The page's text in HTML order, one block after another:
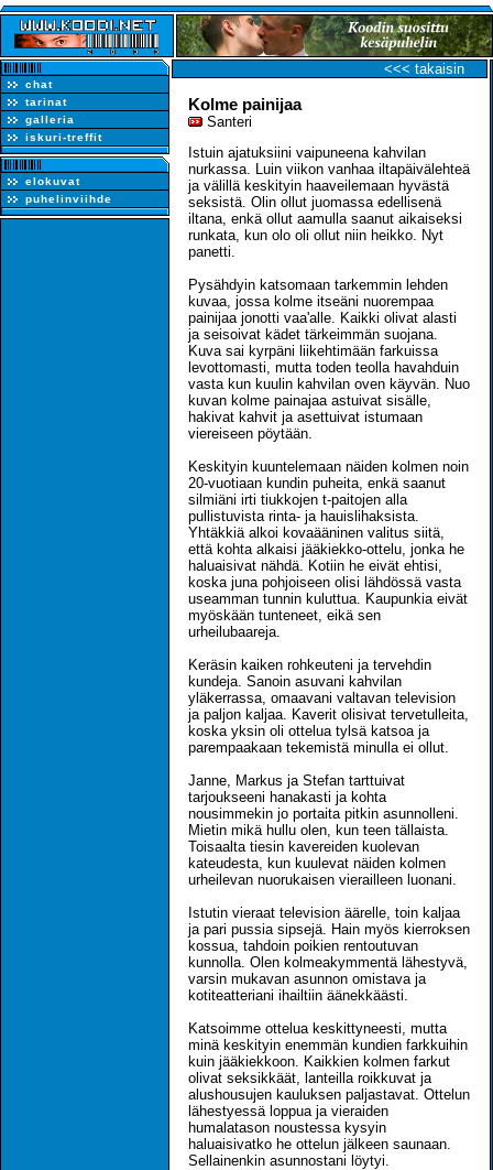
chat
tarinat
galleria
iskuri-treffit
elokuvat
puhelinviihde
<<< takaisin
Kolme painijaa
Santeri
Istuin ajatuksiini vaipuneena kahvilan
nurkassa. Luin viikon vanhaa iltapäivälehteä
ja välillä keskityin haaveilemaan hyvästä
seksistä. Olin ollut juomassa edellisenä
iltana, enkä ollut aamulla saanut aikaiseksi
runkata, kun olo oli ollut niin heikko. Nyt
panetti.
Pysähdyin katsomaan tarkemmin lehden
kuvaa, jossa kolme itseäni nuorempaa
painijaa jonotti vaa'alle. Kaikki olivat alasti
ja seisoivat kädet tärkeimmän suojana.
Kuva sai kyrpäni liikehtimään farkuissa
levottomasti, mutta toden teolla havahduin
vasta kun kuulin kahvilan oven käyvän. Nuo
kuvan kolme painajaa astuivat sisälle,
hakivat kahvit ja asettuivat istumaan
viereiseen pöytään.
Keskityin kuuntelemaan näiden kolmen noin
20-vuotiaan kundin puheita, enkä saanut
silmiäni irti tiukkojen t-paitojen alla
pullistuvista rinta- ja hauislihaksista.
Yhtäkkiä alkoi kovaääninen valitus siitä,
että kohta alkaisi jääkiekko-ottelu, jonka he
haluaisivat nähdä. Kotiin he eivät ehtisi,
koska juna pohjoiseen olisi lähdössä vasta
useamman tunnin kuluttua. Kaupunkia eivät
myöskään tunteneet, eikä sen
urheilubaareja.
Keräsin kaiken rohkeuteni ja tervehdin
kundeja. Sanoin asuvani kahvilan
yläkerrassa, omaavani valtavan television
ja paljon kaljaa. Kaverit olisivat tervetulleita,
koska yksin oli ottelua tylsä katsoa ja
parempaakaan tekemistä minulla ei ollut.
Janne, Markus ja Stefan tarttuivat
tarjoukseeni hanakasti ja kohta
nousimmekin jo portaita pitkin asunnolleni.
Mietin mikä hullu olen, kun teen tällaista.
Toisaalta tiesin kavereiden kuolevan
kateudesta, kun kuulevat näiden kolmen
urheilevan nuorukaisen vierailleen luonani.
Istutin vieraat television äärelle, toin kaljaa
ja pari pussia sipsejä. Hain myös kierroksen
kossua, tahdoin poikien rentoutuvan
kunnolla. Olen kolmeakymmentä lähestyvä,
varsin mukavan asunnon omistava ja
kotiteatteriani ihailtiin äänekkäästi.
Katsoimme ottelua keskittyneesti, mutta
minä keskityin enemmän kundien farkkuihin
kuin jääkiekkoon. Kaikkien kolmen farkut
olivat seksikkäät, lanteilla roikkuvat ja
alushousujen kauluksen paljastavat. Ottelun
lähestyessä loppua ja vieraiden
humalatason noustessa kysyin
haluaisivatko he ottelun jälkeen saunaan.
Sellainenkin asunnostani löytyi.